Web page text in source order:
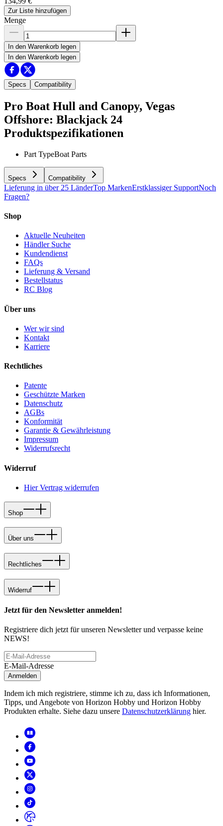
Zur Liste hinzufügen
Menge
In den Warenkorb legen
In den Warenkorb legen
Specs Compatibility
Pro Boat Hull and Canopy, Vegas
Offshore: Blackjack 24
Produktspezifikationen
Part TypeBoat Parts
Specs Compatibility
Lieferung in über 25 LänderTop MarkenErstklassiger SupportNoch
Fragen?
Shop
Aktuelle Neuheiten
Händler Suche
Kundendienst
FAQs
Lieferung & Versand
Bestellstatus
RC Blog
Über uns
Wer wir sind
Kontakt
Karriere
Rechtliches
Patente
Geschützte Marken
Datenschutz
AGBs
Konformität
Garantie & Gewährleistung
Impressum
Widerrufsrecht
Widerruf
Hier Vertrag widerrufen
Shop
Über uns
Rechtliches
Widerruf
Jetzt für den Newsletter anmelden!
Registriere dich jetzt für unseren Newsletter und verpasse keine
NEWS!
E-Mail-Adresse
Anmelden
Indem ich mich registriere, stimme ich zu, dass ich Informationen,
Tipps, und Angebote von Horizon Hobby und Horizon Hobby
Produkten erhalte. Siehe dazu unsere Datenschutzerklärung hier.